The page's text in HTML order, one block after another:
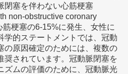
閉塞を伴わない心筋梗塞
non-obstructive coronary
梗塞の6-15%に発生、女性に
学的ステートメントでは、冠動
の原因確定のためには、複数の
奨されています。冠動脈閉塞を
ズムの評価のために、冠動脈光